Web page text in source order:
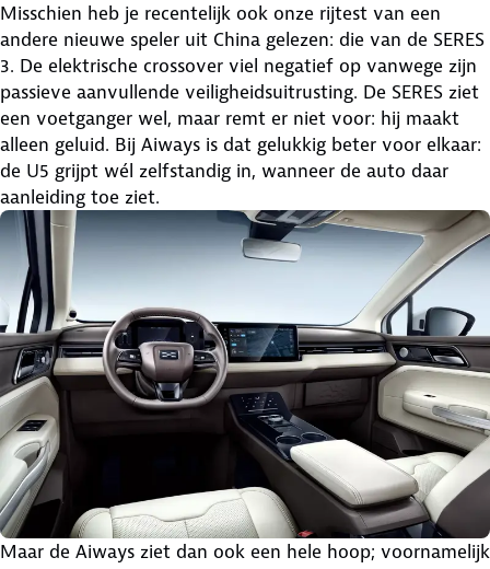
Misschien heb je recentelijk ook onze rijtest van een
andere nieuwe speler uit China gelezen: die van de SERES
3. De elektrische crossover viel negatief op vanwege zijn
passieve aanvullende veiligheidsuitrusting. De SERES ziet
een voetganger wel, maar remt er niet voor: hij maakt
alleen geluid. Bij Aiways is dat gelukkig beter voor elkaar:
de U5 grijpt wél zelfstandig in, wanneer de auto daar
aanleiding toe ziet.
Maar de Aiways ziet dan ook een hele hoop; voornamelijk